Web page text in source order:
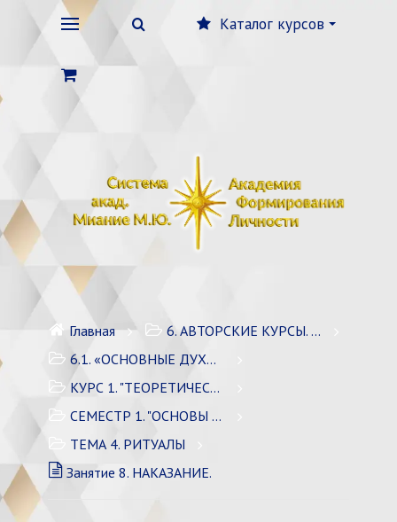
Каталог курсов
Главная
6. АВТОРСКИЕ КУРСЫ. ЭЗОТЕРИКА/ДУХОВНОЕ РАЗВИТИЕ
6.1. «ОСНОВНЫЕ ДУХОВНЫЕ ПРАКТИКИ» / 4 курса
КУРС 1. "ТЕОРЕТИЧЕСКИЕ ОСНОВЫ И ТЕХНИКИ"
СЕМЕСТР 1. "ОСНОВЫ РАЗВИТИЯ"
ТЕМА 4. РИТУАЛЫ
Занятие 8. НАКАЗАНИЕ.